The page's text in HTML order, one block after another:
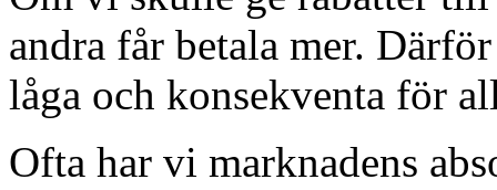
andra får betala mer.
låga och konsekventa för
Ofta har vi marknadens